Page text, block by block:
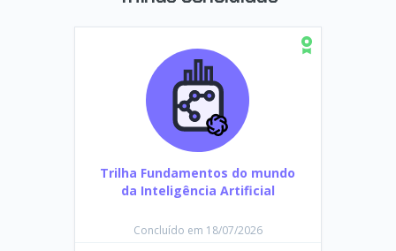
Trilha Fundamentos do mundo
da Inteligência Artificial
Concluído em 18/07/2026